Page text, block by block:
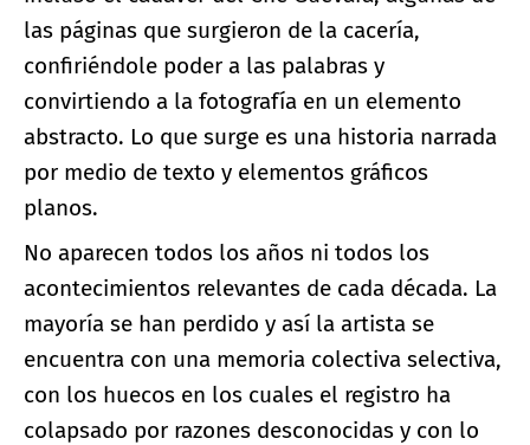
las páginas que surgieron de la cacería,
confiriéndole poder a las palabras y
convirtiendo a la fotografía en un elemento
abstracto. Lo que surge es una historia narrada
por medio de texto y elementos gráficos
planos.
No aparecen todos los años ni todos los
acontecimientos relevantes de cada década. La
mayoría se han perdido y así la artista se
encuentra con una memoria colectiva selectiva,
con los huecos en los cuales el registro ha
colapsado por razones desconocidas y con lo